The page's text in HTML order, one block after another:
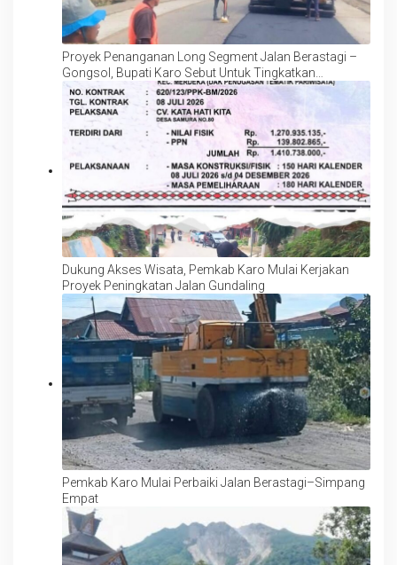
Proyek Penanganan Long Segment Jalan Berastagi –
Gongsol, Bupati Karo Sebut Untuk Tingkatkan
Kenyamanan Wisata, Pertanian dan Perekonomian
Dukung Akses Wisata, Pemkab Karo Mulai Kerjakan
Proyek Peningkatan Jalan Gundaling
Pemkab Karo Mulai Perbaiki Jalan Berastagi–Simpang
Empat